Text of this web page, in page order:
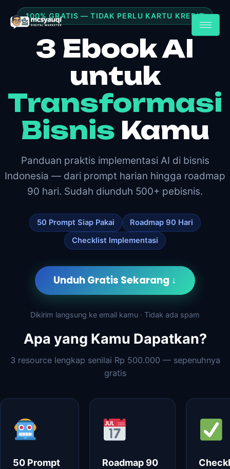
100% GRATIS — TIDAK PERLU KARTU KREDIT
3 Ebook AI
untuk
Transformasi
Bisnis Kamu
Panduan praktis implementasi AI di bisnis
Indonesia — dari prompt harian hingga roadmap
90 hari. Sudah diunduh 500+ pebisnis.
50 Prompt Siap Pakai
Roadmap 90 Hari
Checklist Implementasi
Unduh Gratis Sekarang ↓
Dikirim langsung ke email kamu · Tidak ada spam
Apa yang Kamu Dapatkan?
3 resource lengkap senilai Rp 500.000 — sepenuhnya
gratis
50 Prompt
Roadmap 90